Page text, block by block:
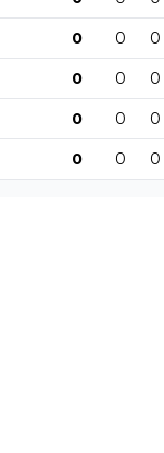
0 0 0
0 0 0
0 0 0
0 0 0